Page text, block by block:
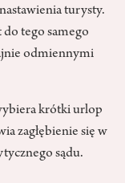
turysty.
tego samego
odmiennymi
krótki urlop
zagłębienie się w
sądu.